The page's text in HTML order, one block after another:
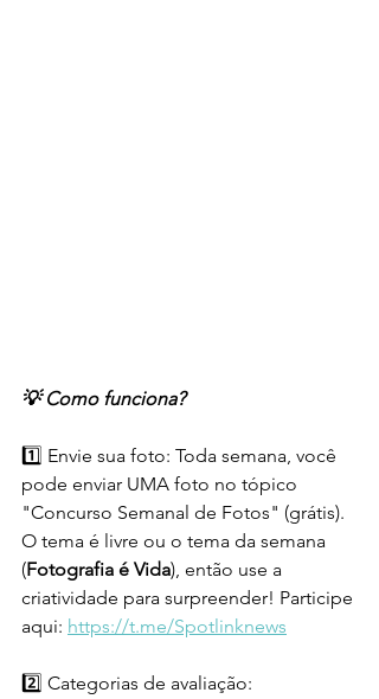
💡 Como funciona?
1️⃣ Envie sua foto: Toda semana, você
pode enviar UMA foto no tópico
"Concurso Semanal de Fotos" (grátis).
O tema é livre ou o tema da semana
(Fotografia é Vida), então use a
criatividade para surpreender! Participe
aqui: https://t.me/Spotlinknews
2️⃣ Categorias de avaliação: